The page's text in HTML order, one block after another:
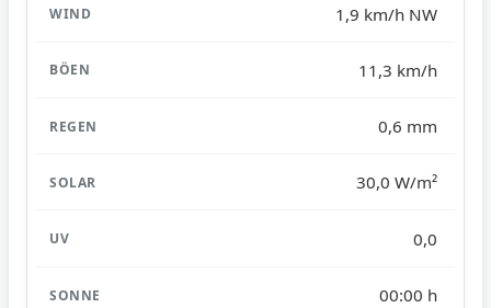
1,9 km/h NW
11,3 km/h
0,6 mm
30,0 W/m²
0,0
00:00 h